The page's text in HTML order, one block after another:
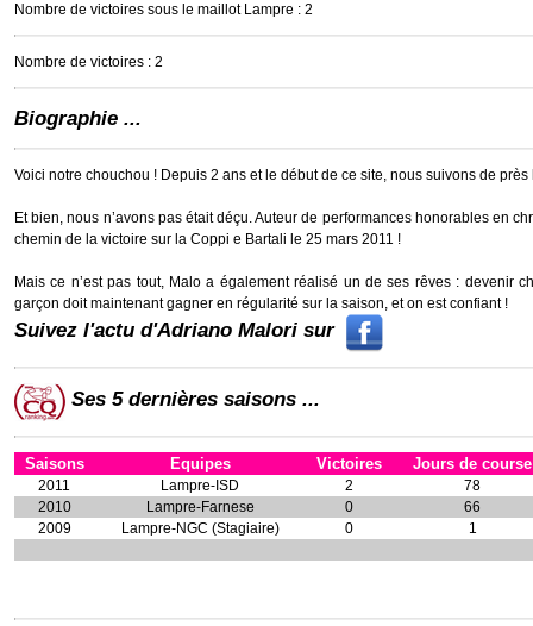
Nombre de victoires sous le maillot Lampre : 2
Nombre de victoires : 2
Biographie ...
Voici notre chouchou ! Depuis 2 ans et le début de ce site, nous suivons de
Et bien, nous n’avons pas était déçu. Auteur de performances honorables en
chemin de la victoire sur la Coppi e Bartali le 25 mars 2011 !
Mais ce n’est pas tout, Malo a également réalisé un de ses rêves : devenir
garçon doit maintenant gagner en régularité sur la saison, et on est confiant !
Suivez l'actu d'Adriano Malori sur
Ses 5 dernières saisons ...
Saisons Equipes Victoires Jours de course
2011 Lampre-ISD 2
78
2010
Lampre-Farnese 0
66
2009
Lampre-NGC (Stagiaire) 0 1